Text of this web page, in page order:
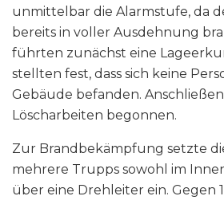
unmittelbar die Alarmstufe, da
bereits in voller Ausdehnung
führten zunächst eine
stellten fest, dass sich keine
Gebäude befanden.
Löscharbeiten begonnen.
Zur Brandbekämpfung setzte
mehrere Trupps sowohl im
über eine Drehleiter ein. Gegen